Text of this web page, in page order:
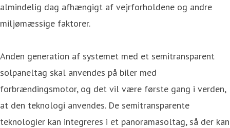
almindelig dag afhængigt af vejrforholdene og andre
miljømæssige faktorer.
Anden generation af systemet med et semitransparent
solpaneltag skal anvendes på biler med
forbrændingsmotor, og det vil være første gang i verden,
at den teknologi anvendes. De semitransparente
teknologier kan integreres i et panoramasoltag, så der kan